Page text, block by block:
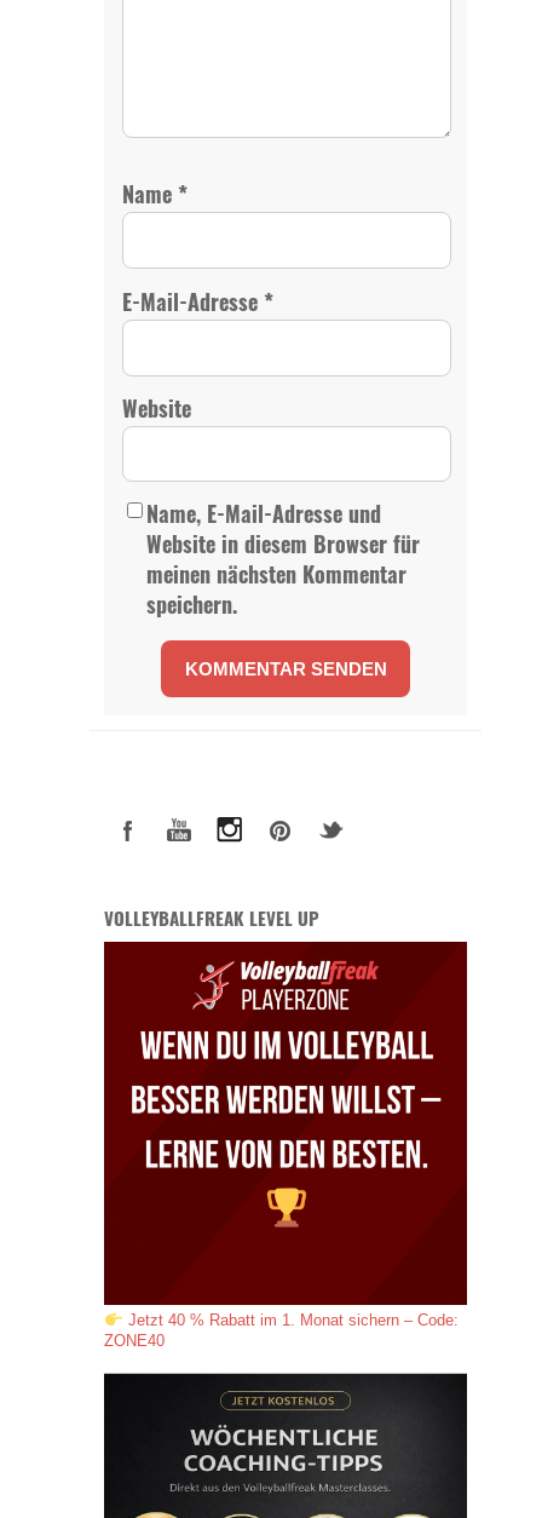
Name *
E-Mail-Adresse *
Website
Name, E-Mail-Adresse und
Website in diesem Browser für
meinen nächsten Kommentar
speichern.
VOLLEYBALLFREAK LEVEL UP
Jetzt 40 % Rabatt im 1. Monat sichern – Code:
ZONE40